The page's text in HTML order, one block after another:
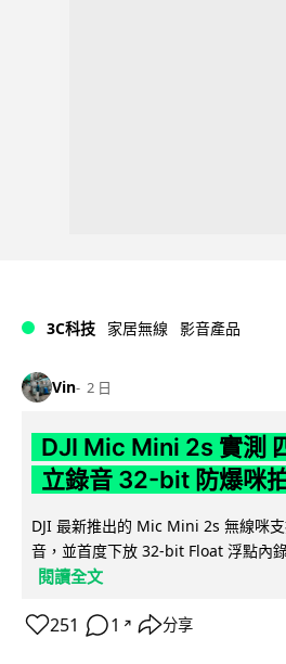
3C科技 家居無線 影音產品
Vin 2 日
DJI Mic Mini 2s 實測
立錄音 32-bit 防爆咪
DJI 最新推出的 Mic Mini 2s 無線咪
音，並首度下放 32-bit Float 浮點內
閱讀全文
251 1 ↗ 分享